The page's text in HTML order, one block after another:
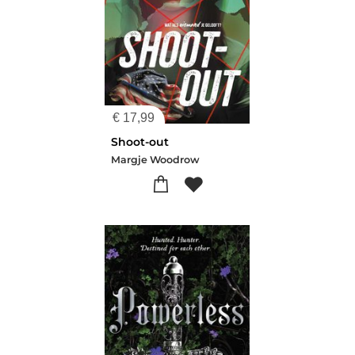
€ 17,99
Shoot-out
Margje Woodrow